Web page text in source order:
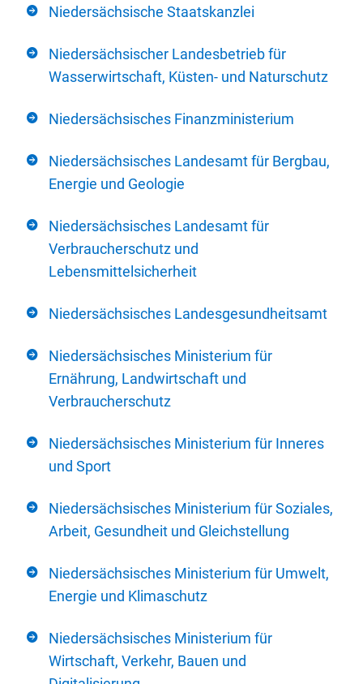
Niedersächsische Staatskanzlei
Niedersächsischer Landesbetrieb für
Wasserwirtschaft, Küsten- und Naturschutz
Niedersächsisches Finanzministerium
Niedersächsisches Landesamt für Bergbau,
Energie und Geologie
Niedersächsisches Landesamt für
Verbraucherschutz und
Lebensmittelsicherheit
Niedersächsisches Landesgesundheitsamt
Niedersächsisches Ministerium für
Ernährung, Landwirtschaft und
Verbraucherschutz
Niedersächsisches Ministerium für Inneres
und Sport
Niedersächsisches Ministerium für Soziales,
Arbeit, Gesundheit und Gleichstellung
Niedersächsisches Ministerium für Umwelt,
Energie und Klimaschutz
Niedersächsisches Ministerium für
Wirtschaft, Verkehr, Bauen und